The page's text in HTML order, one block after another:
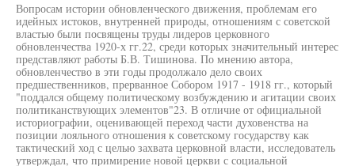
Вопросам истории обновленческого движения, проблемам его
идейных истоков, внутренней природы, отношениям с советской
властью были посвящены труды лидеров церковного
обновленчества 1920-х гг.22, среди которых значительный интерес
представляют работы Б.В. Тишинова. По мнению автора,
обновленчество в эти годы продолжало дело своих
предшественников, прерванное Собором 1917 - 1918 гг., который
"поддался общему политическому возбуждению и агитации своих
политиканствующих элементов"23. В отличие от официальной
историографии, оценивающей переход части духовенства на
позиции лояльного отношения к советскому государству как
тактический ход с целью захвата церковной власти, исследователь
утверждал, что примирение новой церкви с социальной